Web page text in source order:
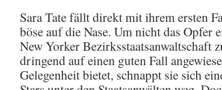
Sara Tate fällt direkt mit ihrem ersten
böse auf die Nase. Um nicht das Opfer
New Yorker Bezirksstaatsanwaltschaft
dringend auf einen guten Fall
Gelegenheit bietet, schnappt sie sich